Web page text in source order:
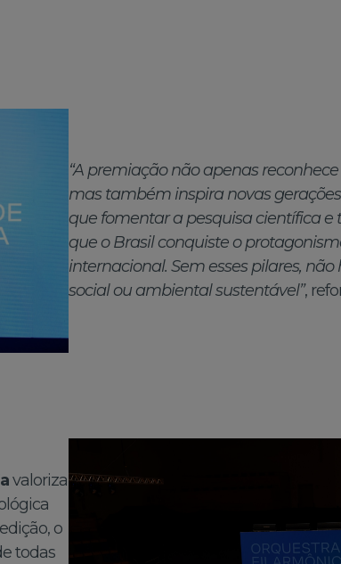
“A premiação não apenas
mas também inspira novas
que fomentar a pesquisa científica e
que o Brasil conquiste o
internacional. Sem esses pilares,
social ou ambiental sustentável”,
valoriza
o
todas